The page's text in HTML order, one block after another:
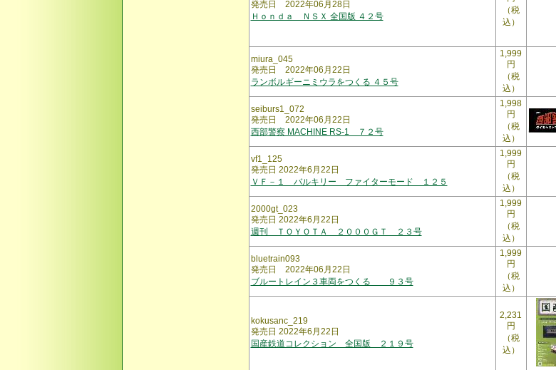
発売日 2022年06月28日
Ｈｏｎｄａ ＮＳＸ 全国版 ４２号
（税
込）
miura_045
発売日 2022年06月22日
ランボルギーニミウラをつくる ４５号
1,999
円
（税
込）
seiburs1_072
発売日 2022年06月22日
西部警察 MACHINE RS-1 ７２号
1,998
円
（税
込）
vf1_125
発売日 2022年6月22日
ＶＦ－１ バルキリー ファイターモード １２５
1,999
円
（税
込）
2000gt_023
発売日 2022年6月22日
週刊 ＴＯＹＯＴＡ ２０００ＧＴ ２３号
1,999
円
（税
込）
bluetrain093
発売日 2022年06月22日
ブルートレイン３車両をつくる ９３号
1,999
円
（税
込）
kokusanc_219
発売日 2022年6月22日
国産鉄道コレクション 全国版 ２１９号
2,231
円
（税
込）